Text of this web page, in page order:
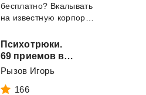
бесплатно? Вкалывать
Психотрюки.
69 приемов в общении, которым не учат в школе
Рызов Игорь
166